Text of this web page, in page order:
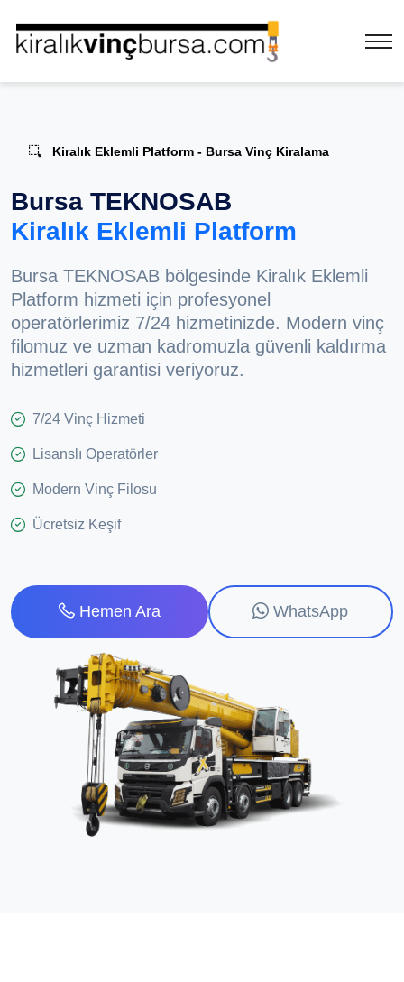
Kiralık Eklemli Platform - Bursa Vinç Kiralama
Bursa TEKNOSAB
Kiralık Eklemli Platform
Bursa TEKNOSAB bölgesinde Kiralık Eklemli
Platform hizmeti için profesyonel
operatörlerimiz 7/24 hizmetinizde. Modern vinç
filomuz ve uzman kadromuzla güvenli kaldırma
hizmetleri garantisi veriyoruz.
7/24 Vinç Hizmeti
Lisanslı Operatörler
Modern Vinç Filosu
Ücretsiz Keşif
Hemen Ara WhatsApp